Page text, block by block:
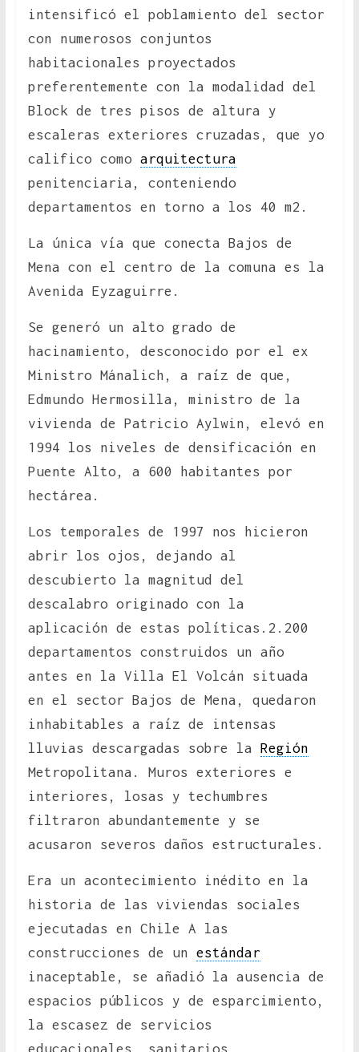
intensificó el poblamiento del sector
con numerosos conjuntos
habitacionales proyectados
preferentemente con la modalidad del
Block de tres pisos de altura y
escaleras exteriores cruzadas, que yo
califico como arquitectura
penitenciaria, conteniendo
departamentos en torno a los 40 m2.
La única vía que conecta Bajos de
Mena con el centro de la comuna es la
Avenida Eyzaguirre.
Se generó un alto grado de
hacinamiento, desconocido por el ex
Ministro Mánalich, a raíz de que,
Edmundo Hermosilla, ministro de la
vivienda de Patricio Aylwin, elevó en
1994 los niveles de densificación en
Puente Alto, a 600 habitantes por
hectárea.
Los temporales de 1997 nos hicieron
abrir los ojos, dejando al
descubierto la magnitud del
descalabro originado con la
aplicación de estas políticas.2.200
departamentos construidos un año
antes en la Villa El Volcán situada
en el sector Bajos de Mena, quedaron
inhabitables a raíz de intensas
lluvias descargadas sobre la Región
Metropolitana. Muros exteriores e
interiores, losas y techumbres
filtraron abundantemente y se
acusaron severos daños estructurales.
Era un acontecimiento inédito en la
historia de las viviendas sociales
ejecutadas en Chile A las
construcciones de un estándar
inaceptable, se añadió la ausencia de
espacios públicos y de esparcimiento,
la escasez de servicios